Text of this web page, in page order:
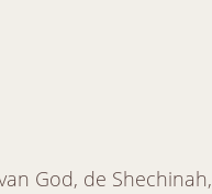
God, de Shechinah,